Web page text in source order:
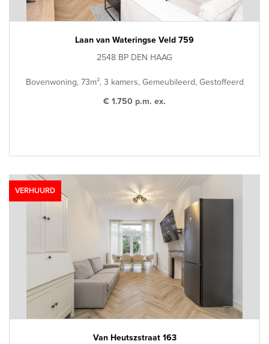
Laan van Wateringse Veld 759
2548 BP DEN HAAG
Bovenwoning, 73m², 3 kamers, Gemeubileerd, Gestoffeerd
€ 1.750 p.m. ex.
VERHUURD
Van Heutszstraat 163